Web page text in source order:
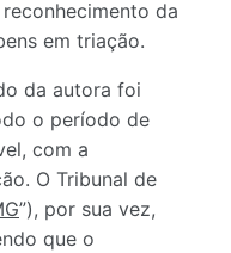
da
em triação.
da autora foi
o período de
com a
O Tribunal de
”), por sua vez,
que o